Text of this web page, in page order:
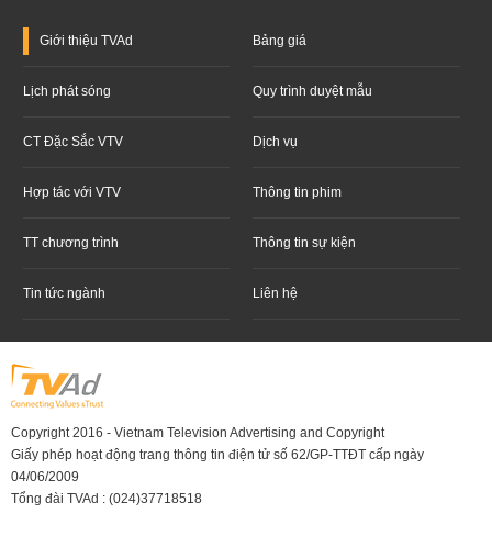
Giới thiệu TVAd Bảng giá
Lịch phát sóng Quy trình duyệt mẫu
CT Đặc Sắc VTV Dịch vụ
Hợp tác với VTV Thông tin phim
TT chương trình Thông tin sự kiện
Tin tức ngành Liên hệ
Copyright 2016 - Vietnam Television Advertising and Copyright
Giấy phép hoạt động trang thông tin điện tử số 62/GP-TTĐT cấp ngày
04/06/2009
Tổng đài TVAd : (024)37718518